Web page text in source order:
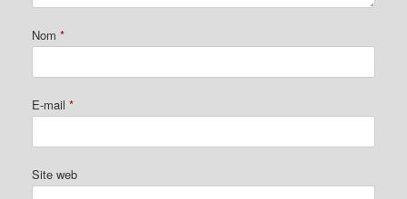
Nom *
E-mail *
Site web